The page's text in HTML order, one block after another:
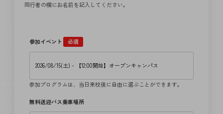
同行者の欄にお名前を記入してください。
参加イベント 必須
参加プログラムは、当日来校後に自由に選ぶことができます。
無料送迎バス乗車場所